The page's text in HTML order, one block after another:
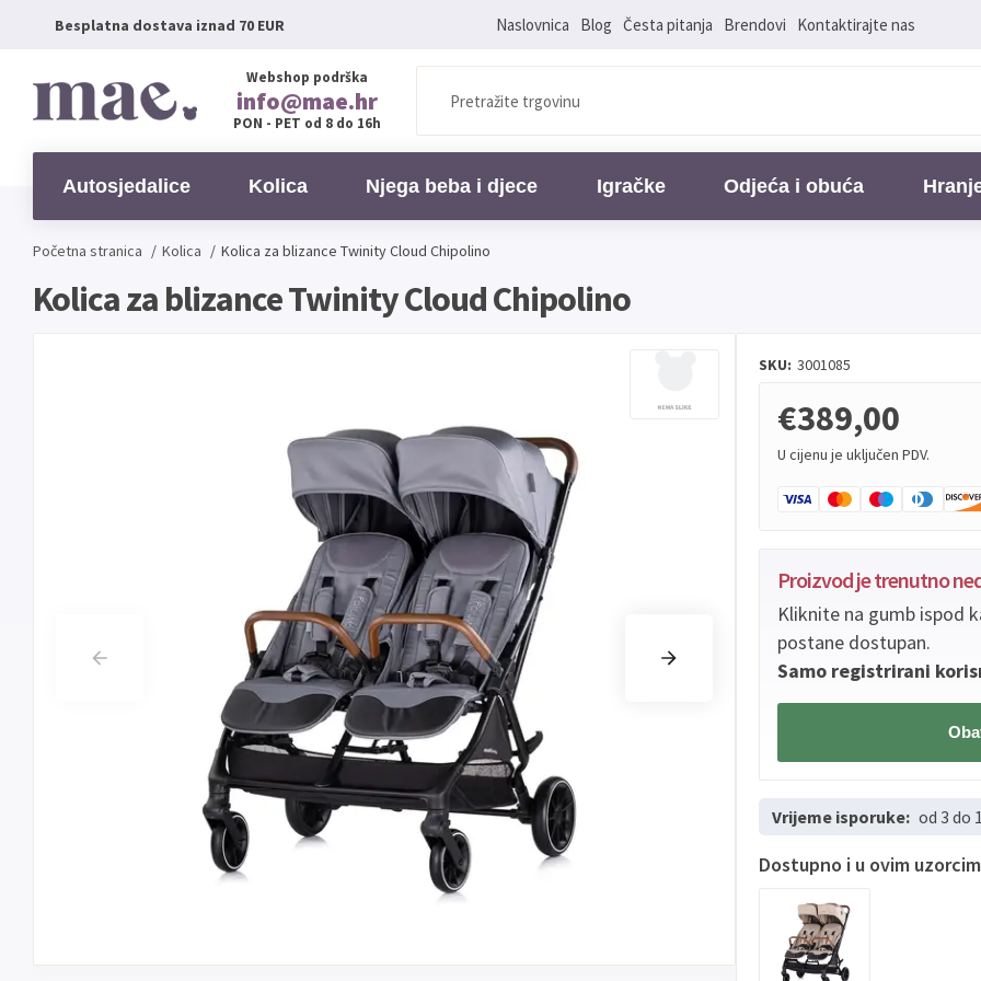
Besplatna dostava iznad 70 EUR Naslovnica Blog Česta pitanja Brendovi Kontaktirajte nas
Webshop podrška
info@mae.hr
PON - PET od 8 do 16h
Autosjedalice Kolica Njega beba i djece Igračke Odjeća i obuća
Početna stranica / Kolica / Kolica za blizance Twinity Cloud Chipolino
Kolica za blizance Twinity Cloud Chipolino
SKU: 3001085
€389,00
U cijenu je uključen PDV.
Proizvod je trenutno
Kliknite na gumb ispod
postane dostupan.
Samo registrirani
Vrijeme isporuke: od 3 do
Dostupno i u ovim